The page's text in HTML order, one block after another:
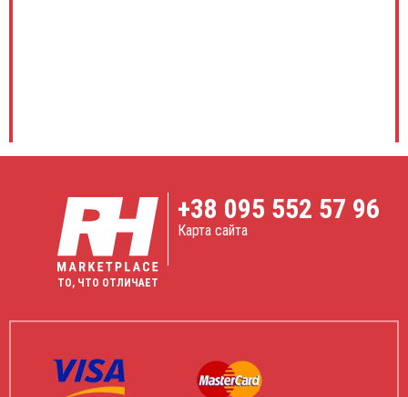
ТО, ЧТО ОТЛИЧАЕТ
+38 095 552 57 96
Карта сайта